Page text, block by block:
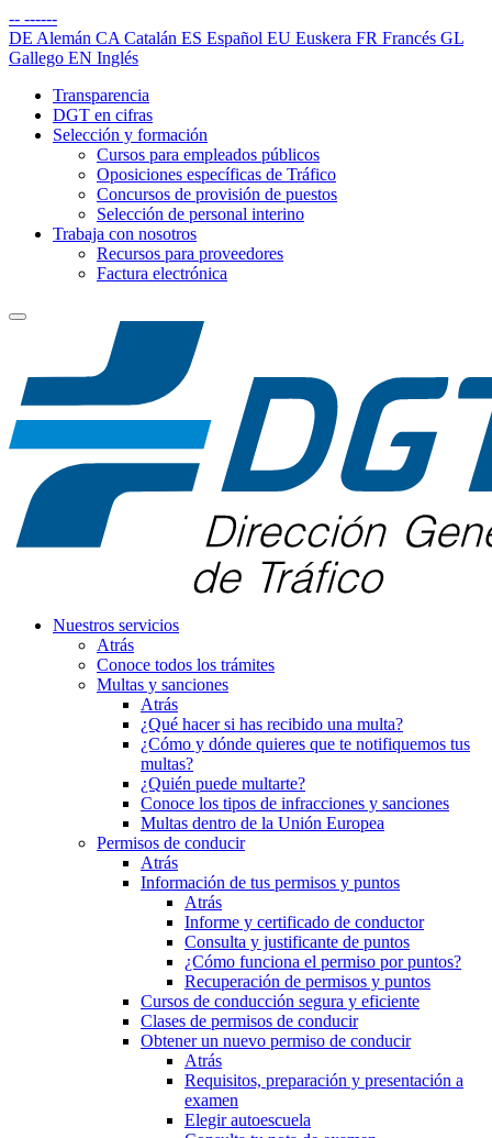
-- ------
DE Alemán CA Catalán ES Español EU Euskera FR Francés GL
Gallego EN Inglés
Transparencia
DGT en cifras
Selección y formación
Cursos para empleados públicos
Oposiciones específicas de Tráfico
Concursos de provisión de puestos
Selección de personal interino
Trabaja con nosotros
Recursos para proveedores
Factura electrónica
Nuestros servicios
Atrás
Conoce todos los trámites
Multas y sanciones
Atrás
¿Qué hacer si has recibido una multa?
¿Cómo y dónde quieres que te notifiquemos tus
multas?
¿Quién puede multarte?
Conoce los tipos de infracciones y sanciones
Multas dentro de la Unión Europea
Permisos de conducir
Atrás
Información de tus permisos y puntos
Atrás
Informe y certificado de conductor
Consulta y justificante de puntos
¿Cómo funciona el permiso por puntos?
Recuperación de permisos y puntos
Cursos de conducción segura y eficiente
Clases de permisos de conducir
Obtener un nuevo permiso de conducir
Atrás
Requisitos, preparación y presentación a
examen
Elegir autoescuela